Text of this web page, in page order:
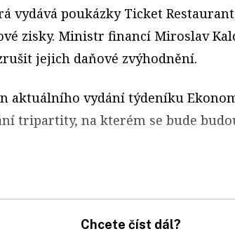
vydává poukázky Ticket
zisky. Ministr financí Miroslav
jejich daňové zvýhodnění.
aktuálního vydání týdeníku
tripartity, na kterém se bude
Chcete číst dál?